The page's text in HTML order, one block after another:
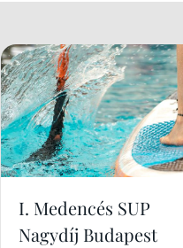
I. Medencés SUP
Nagydíj Budapest